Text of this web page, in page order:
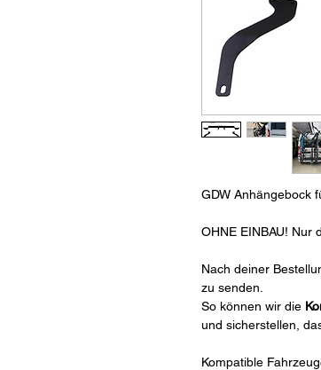
GDW Anhängebock
OHNE EINBAU! Nur
Nach deiner
zu senden.
So können wir die
und sicherstellen,
Kompatible